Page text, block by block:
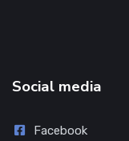
Social media
Facebook